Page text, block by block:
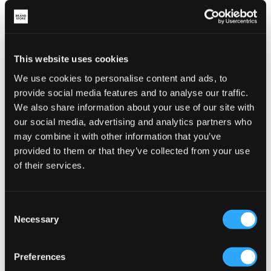
This website uses cookies
We use cookies to personalise content and ads, to
provide social media features and to analyse our traffic.
We also share information about your use of our site with
our social media, advertising and analytics partners who
may combine it with other information that you’ve
provided to them or that they’ve collected from your use
of their services.
Selection
Necessary
Preferences
Gina Tricot Young 14+
14+ PLEATED FLARE JEANS
77,50 zł155 zł
RYVLS
EVERYDAY FLARE JEANS
159 zł